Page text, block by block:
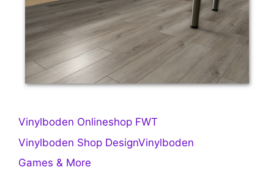
Vinylboden Onlineshop FWT
Vinylboden Shop DesignVinylboden
Games & More